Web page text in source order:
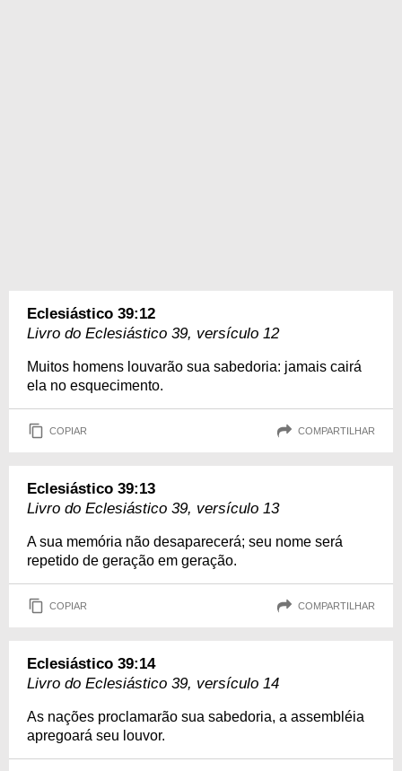
Eclesiástico 39:12
Livro do Eclesiástico 39, versículo 12
Muitos homens louvarão sua sabedoria: jamais cairá
ela no esquecimento.
COPIAR COMPARTILHAR
Eclesiástico 39:13
Livro do Eclesiástico 39, versículo 13
A sua memória não desaparecerá; seu nome será
repetido de geração em geração.
COPIAR COMPARTILHAR
Eclesiástico 39:14
Livro do Eclesiástico 39, versículo 14
As nações proclamarão sua sabedoria, a assembléia
apregoará seu louvor.